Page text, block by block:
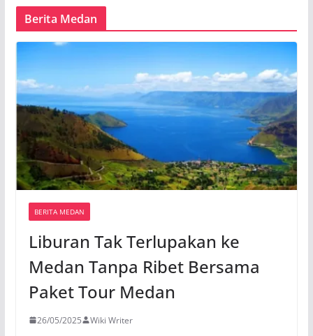
Berita Medan
BERITA MEDAN
Liburan Tak Terlupakan ke
Medan Tanpa Ribet Bersama
Paket Tour Medan
26/05/2025 Wiki Writer